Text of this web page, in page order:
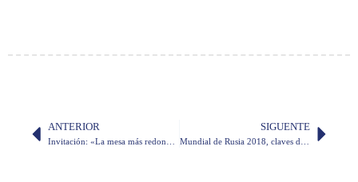
ANTERIOR
Invitación: «La mesa más redonda posible: El fútbol en la Academia»
SIGUENTE
Mundial de Rusia 2018, claves de redacción